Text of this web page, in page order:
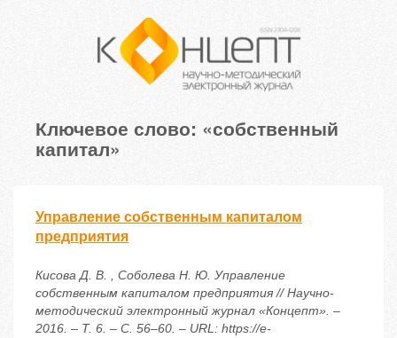
Ключевое слово: «собственный
капитал»
Управление собственным капиталом
предприятия
Кисова Д. В. , Соболева Н. Ю. Управление
собственным капиталом предприятия // Научно-
методический электронный журнал «Концепт». –
2016. – Т. 6. – С. 56–60. – URL: https://e-